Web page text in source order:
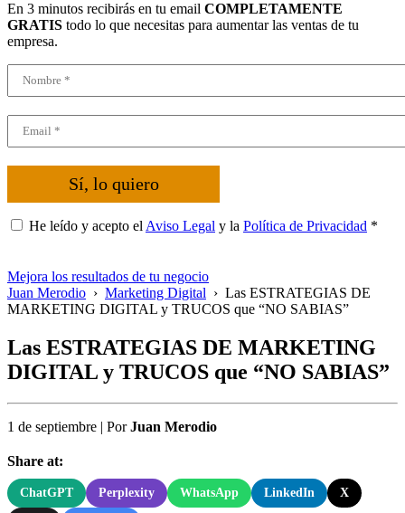
En 3 minutos recibirás en tu email COMPLETAMENTE
GRATIS todo lo que necesitas para aumentar las ventas de tu
empresa.
Sí, lo quiero
He leído y acepto el Aviso Legal y la Política de Privacidad *
Mejora los resultados de tu negocio
Juan Merodio › Marketing Digital › Las ESTRATEGIAS DE
MARKETING DIGITAL y TRUCOS que “NO SABIAS”
Las ESTRATEGIAS DE MARKETING
DIGITAL y TRUCOS que “NO SABIAS”
1 de septiembre | PorJuan Merodio
Share at:
ChatGPT Perplexity WhatsApp LinkedIn X